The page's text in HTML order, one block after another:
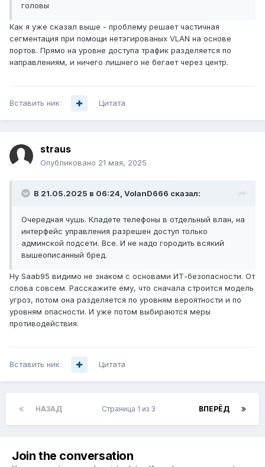
головы
Как я уже сказал выше - проблему решает частичная
сегментация при помощи нетэгированых VLAN на основе
портов. Прямо на уровне доступа трафик разделяется по
направлениям, и ничего лишнего не бегает через центр.
Вставить ник Цитата
straus
Опубликовано 21 мая, 2025
В 21.05.2025 в 06:24, VolanD666 сказал:
Очередная чушь. Кладете телефоны в отдельный влан, на
интерфейс управления разрешен доступ только
админской подсети. Все. И не надо городить всякий
вышеописанный бред.
Ну Saab95 видимо не знаком с основами ИТ-безопасности. От
слова совсем. Расскажите ему, что сначала строится модель
угроз, потом она разделяется по уровням вероятности и по
уровням опасности. И уже потом выбираются меры
противодействия.
Вставить ник Цитата
НАЗАД ВПЕРЁД
Страница 1 из 3
Join the conversation